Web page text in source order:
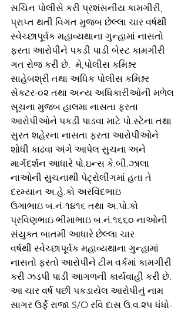
સચિન પોલીસે કરી પ્રશંસનીય કામગીરી,
પ્રાપ્ત થતી વિગત મુજબ છેલ્લા ચાર વર્ષથી
સ્વેચ્છાપૂર્વક મહાવ્યથાના ગુન્હામાં નાસતો
ફરતા આરોપીને પકડી પાડી બેસ્ટ કામગીરી
ગત રોજ કરી છે.  મે,પોલીસ કમિશ્નર
સાહેબશ્રી તથા અધિક પોલીસ કમિશ્નર
સેકટર-૦૨ તથા અન્ય અધિકારીઓની મળેલ
સૂચના મુજબ હાલમા નાસતા ફરતા
આરોપીઓને પકડી પાડવા માટે પો.સ્ટેના તથા
સુરત શહેરના નાસતા ફરતા આરોપીઓને
શોધી કાઢવા અંગે આપેલ સુચના અને
માર્ગદર્શન આધારે પો.ઇન્સ કે.બી.ઝાલા
નાઓની સુચનાથી પેટ્રોલીંગમાં હતા તે
દરમ્યાન અ.હે.કો અરવિંદભાઇ
ઉગાભાઇ બ.નં-૧૪૧૬ તથા અ.પો.કો
પ્રવિણભાઇ ભીમાભાઇ બ.નં.૧૬૬૦ નાઓની
સંયુક્ત બાતમી આધારે છેલ્લા ચાર
વર્ષથી સ્વેચ્છાપૂર્વક મહાવ્યથાના ગુન્હામાં
નાસતો ફરતો આરોપીને ટીમ વર્કમાં કામગીરી
કરી ઝડપી પાડી આગળની કાર્યવાહી કરી છે.
આ ચાર વર્ષ પછી પકડાયેલ આરોપીનું નામ
સાગર ઉર્ફે રાજા S/O રવિ દાસ ઉ.વ.૨૫ ધંધો-